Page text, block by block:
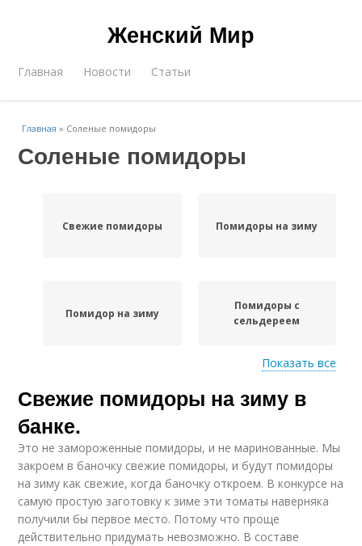
Женский Мир
Главная Новости Статьи
Главная » Соленые помидоры
Соленые помидоры
Свежие помидоры Помидоры на зиму
Помидор на зиму
Помидоры с
сельдереем
Консервированные
помидоры
Помидоры с
лимонной кислотой
Помидоры в
Зеленые помидоры
Показать все
Свежие помидоры на зиму в
банке.
Это не замороженные помидоры, и не маринованные. Мы
закроем в баночку свежие помидоры, и будут помидоры
на зиму как свежие, когда баночку откроем. В конкурсе на
самую простую заготовку к зиме эти томаты наверняка
получили бы первое место. Потому что проще
действительно придумать невозможно. В составе